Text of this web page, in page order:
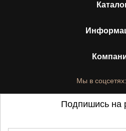
Мы в соцсетях:
Подпишись на